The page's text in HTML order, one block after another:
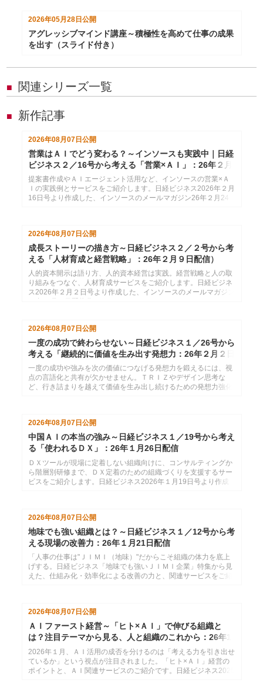
2026年05月28日 公開
アグレッシブマインド講座～積極性を高めて仕事の成果
を出す（スライド付き）
■ 関連シリーズ一覧
■ 新作記事
2026年08月07日公開
営業はＡＩでどう変わる？～インソースも実践中｜日経
ビジネス２／16号から考える「営業×ＡＩ」：26年２月
24日配信
提案書作成やＡＩエージェント活用など、インソースの営業×Ａ
Ｉの実践例とサービスをご紹介します。日経ビジネス2026年２月
16日号より作成した、インソースのメールマガジン26年２月24
2026年08月07日 公開
成長ストーリーの描き方～日経ビジネス２／２号から考
える「人材育成と経営戦略」：26年２月９日配信）
人的資本開示は語り方、人的資本経営は実践。経営戦略と人の取
り組みをつなぐ、人材育成サービスをご紹介します。日経ビジネ
ス2026年２月２日号より作成した、インソースのメールマガジン
2026年08月07日公開
一度の成功で終わらせない～日経ビジネス１／26号から
考える「継続的に価値を生み出す発想力：26年２月２日
配信
一度の成功や強みを次の価値につなげる発想力を鍛えるには、視
点の言語化と共有が欠かせません。ＴＲＩＺやデザイン思考な
ど、行き詰まりを越えて価値を生み出し続けるための発想力強化
2026年08月07日 公開
中国ＡＩの本当の強み～日経ビジネス１／19号から考え
る「使われるＤＸ」：26年１月26日配信
ＤＸツールが現場に定着しない組織向けに、コンサルティングか
ら階層別研修まで、ＤＸ定着のための組織づくりを支援するサー
ビスをご紹介します。日経ビジネス2026年１月19日号より作成
2026年08月07日 公開
地味でも強い組織とは？～日経ビジネス１／12号から考
える現場の改善力：26年１月21日配信
「人事の仕事は"ＪＩＭＩ（地味）"だからこそ組織の体力を底上
げする。日経ビジネス「地味でも強いＪＩＭＩ企業」特集から見
えた、仕組み化・効率化による改善の力と、関連サービスをご紹
2026年08月07日 公開
ＡＩファースト経営～「ヒト×ＡＩ」で伸びる組織と
は？注目テーマから見る、人と組織のこれから：26年1
月14日配信
2026年１月、ＡＩ活用の成否を分けるのは「考える力を引き出せ
ているか」という視点が注目されました。「ヒト×ＡＩ」経営の
ポイントと、ＡＩ関連サービスのご紹介です。日経ビジネス2025